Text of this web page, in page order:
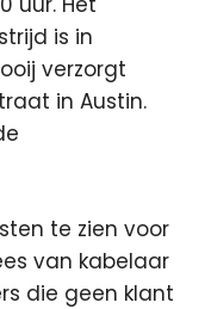
is in
verzorgt
in Austin.
te zien voor
van kabelaar
die geen klant